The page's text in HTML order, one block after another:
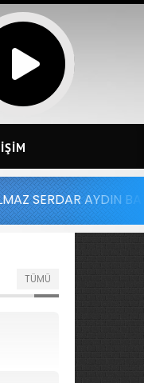
BATUHAN
TÜMÜ